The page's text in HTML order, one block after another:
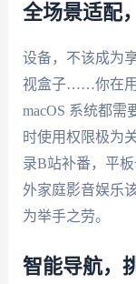
全场景适配
设备，不该成为
视盒子……你在用
macOS 系统都需
时使用权限极为
录B站补番，平
外家庭影音娱乐
为举手之劳。
智能导航，